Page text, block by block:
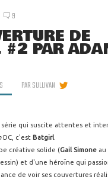
9
DE
#2 PAR
PARSULLIVAN
série qui suscite attentes et
DC, c'est Batgirl
créative solide (Gail Simone
et d'une héroïne qui
de voir ses couvertures